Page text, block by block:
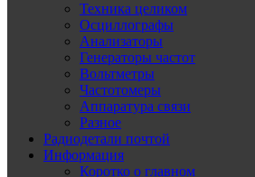
Техника целиком
Осциллографы
Анализаторы
Генераторы частот
Вольтметры
Частотомеры
Аппаратура связи
Разное
Радиодетали почтой
Информация
Коротко о главном